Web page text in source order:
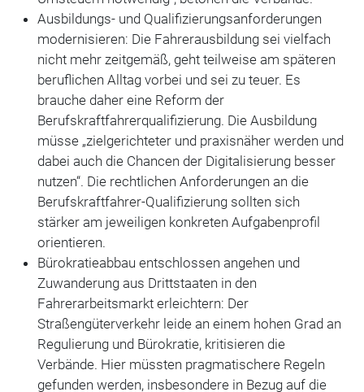
Ausbildungs- und Qualifizierungsanforderungen
modernisieren: Die Fahrerausbildung sei vielfach
nicht mehr zeitgemäß, geht teilweise am späteren
beruflichen Alltag vorbei und sei zu teuer. Es
brauche daher eine Reform der
Berufskraftfahrerqualifizierung. Die Ausbildung
müsse „zielgerichteter und praxisnäher werden und
dabei auch die Chancen der Digitalisierung besser
nutzen“. Die rechtlichen Anforderungen an die
Berufskraftfahrer-Qualifizierung sollten sich
stärker am jeweiligen konkreten Aufgabenprofil
orientieren.
Bürokratieabbau entschlossen angehen und
Zuwanderung aus Drittstaaten in den
Fahrerarbeitsmarkt erleichtern: Der
Straßengüterverkehr leide an einem hohen Grad an
Regulierung und Bürokratie, kritisieren die
Verbände. Hier müssten pragmatischere Regeln
gefunden werden, insbesondere in Bezug auf die